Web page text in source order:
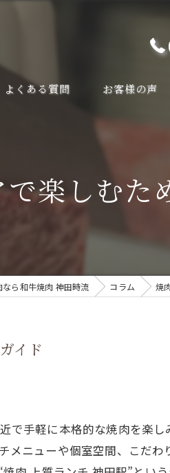
よくある質問 お客様の声
楽しむた
ら和牛焼肉 神田時流 コラム 焼
イド
手軽に本格的な焼肉を楽
ニューや個室空間、こだ